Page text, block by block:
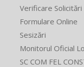
Verificare Solicitări
Formulare Online
Sesizări
Monitorul Oficial
SC COM FEL